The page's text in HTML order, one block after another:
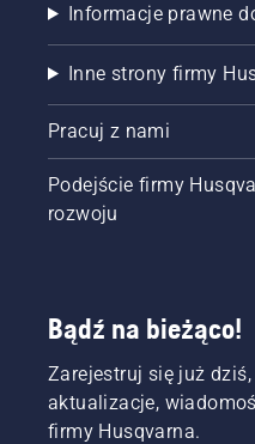
Informacje prawne
Inne strony firmy
Pracuj z nami
Podejście firmy
rozwoju
Bądź na bieżąco!
Zarejestruj się już
aktualizacje,
firmy Husqvarna.